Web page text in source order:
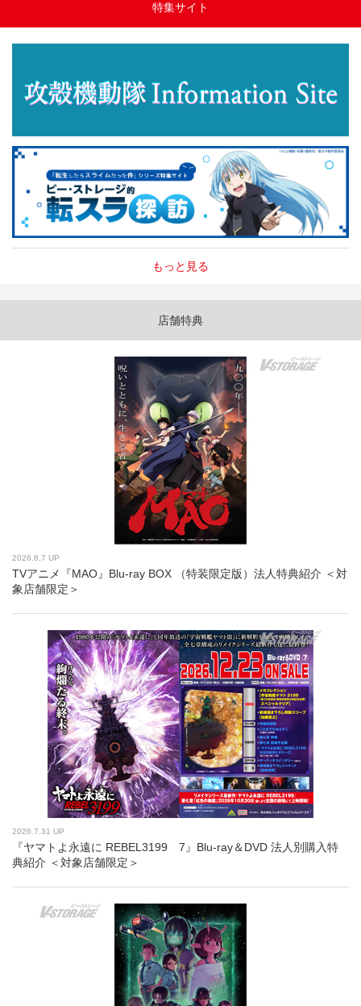
特集サイト
もっと見る
店舗特典
2026.8.7 UP
TVアニメ『MAO』Blu-ray BOX （特装限定版）法人特典紹介 ＜対
象店舗限定＞
2026.7.31 UP
『ヤマトよ永遠に REBEL3199 7』Blu-ray＆DVD 法人別購入特
典紹介 ＜対象店舗限定＞